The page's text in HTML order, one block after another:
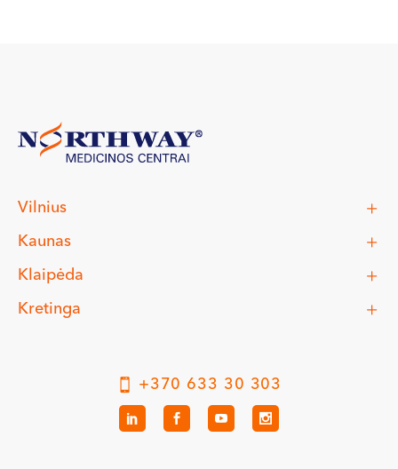
Vilnius
Kaunas
Klaipėda
Kretinga
+370 633 30 303